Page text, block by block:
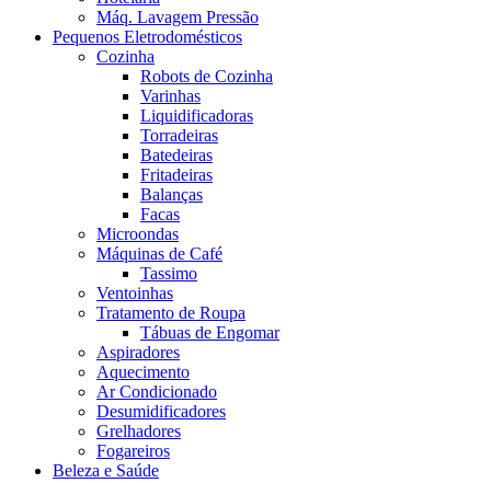
Máq. Lavagem Pressão
Pequenos Eletrodomésticos
Cozinha
Robots de Cozinha
Varinhas
Liquidificadoras
Torradeiras
Batedeiras
Fritadeiras
Balanças
Facas
Microondas
Máquinas de Café
Tassimo
Ventoinhas
Tratamento de Roupa
Tábuas de Engomar
Aspiradores
Aquecimento
Ar Condicionado
Desumidificadores
Grelhadores
Fogareiros
Beleza e Saúde